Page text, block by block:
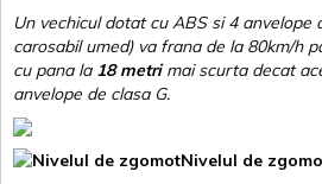
Un vechicul dotat cu ABS si 4 anvelope
carosabil umed) va frana de la 80km/h
cu pana la 18 metrimai scurta decat
anvelope de clasa G.
Nivelul de